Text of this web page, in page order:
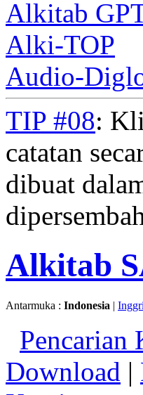
Alkitab
Alki-TOP
Audio-
TIP #08:
catatan
dibuat
Alkitab
Antarmuka : Indonesia |
Pencarian
Download |